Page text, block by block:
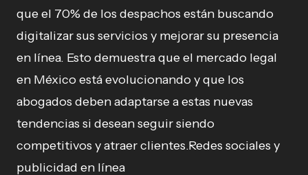
que el 70% de los despachos están buscando
digitalizar sus servicios y mejorar su presencia
en línea. Esto demuestra que el mercado legal
en México está evolucionando y que los
abogados deben adaptarse a estas nuevas
tendencias si desean seguir siendo
competitivos y atraer clientes.Redes sociales y
publicidad en línea